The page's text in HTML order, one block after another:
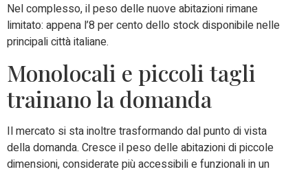
Nel complesso, il peso delle nuove abitazioni rimane
limitato: appena l’8 per cento dello stock disponibile nelle
principali città italiane.
Monolocali e piccoli tagli
trainano la domanda
Il mercato si sta inoltre trasformando dal punto di vista
della domanda. Cresce il peso delle abitazioni di piccole
dimensioni, considerate più accessibili e funzionali in un